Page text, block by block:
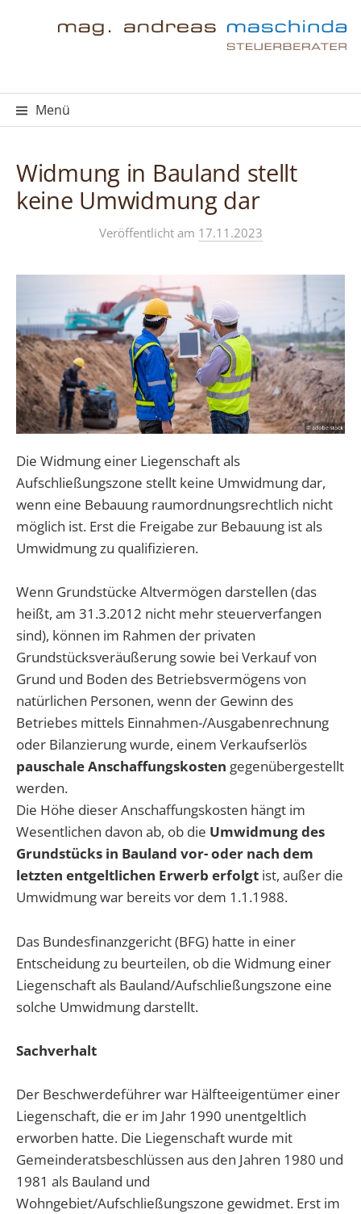
Menü
Widmung in Bauland stellt
keine Umwidmung dar
Veröffentlicht am 17.11.2023
Die Widmung einer Liegenschaft als
Aufschließungszone stellt keine Umwidmung dar,
wenn eine Bebauung raumordnungsrechtlich nicht
möglich ist. Erst die Freigabe zur Bebauung ist als
Umwidmung zu qualifizieren.
Wenn Grundstücke Altvermögen darstellen (das
heißt, am 31.3.2012 nicht mehr steuerverfangen
sind), können im Rahmen der privaten
Grundstücksveräußerung sowie bei Verkauf von
Grund und Boden des Betriebsvermögens von
natürlichen Personen, wenn der Gewinn des
Betriebes mittels Einnahmen-/Ausgabenrechnung
oder Bilanzierung wurde, einem Verkaufserlös
pauschale Anschaffungskosten gegenübergestellt
werden.
Die Höhe dieser Anschaffungskosten hängt im
Wesentlichen davon ab, ob die Umwidmung des
Grundstücks in Bauland vor- oder nach dem
letzten entgeltlichen Erwerb erfolgt ist, außer die
Umwidmung war bereits vor dem 1.1.1988.
Das Bundesfinanzgericht (BFG) hatte in einer
Entscheidung zu beurteilen, ob die Widmung einer
Liegenschaft als Bauland/Aufschließungszone eine
solche Umwidmung darstellt.
Sachverhalt
Der Beschwerdeführer war Hälfteeigentümer einer
Liegenschaft, die er im Jahr 1990 unentgeltlich
erworben hatte. Die Liegenschaft wurde mit
Gemeinderatsbeschlüssen aus den Jahren 1980 und
1981 als Bauland und
Wohngebiet/Aufschließungszone gewidmet. Erst im